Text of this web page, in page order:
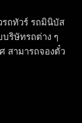
ถทัวร์ รถมินิบัส
ริษัทรถต่าง ๆ
สามารถจองตั๋ว